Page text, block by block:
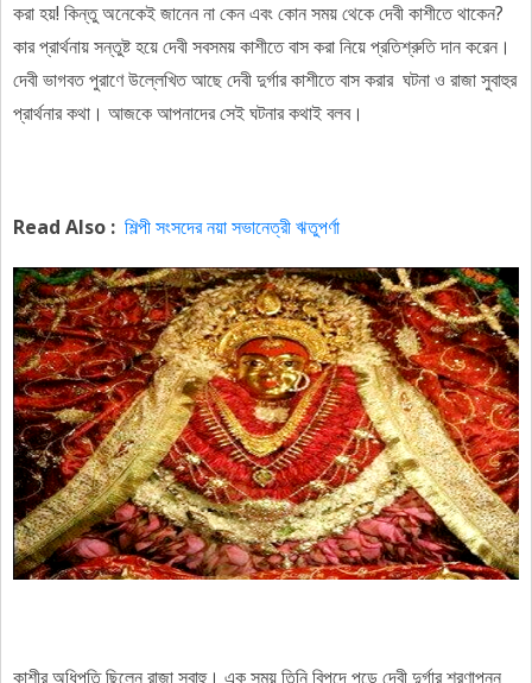
করা হয়! কিন্তু অনেকেই জানেন না কেন এবং কোন সময় থেকে দেবী কাশীতে থাকেন?
কার প্রার্থনায় সন্তুষ্ট হয়ে দেবী সবসময় কাশীতে বাস করা নিয়ে প্রতিশ্রুতি দান করেন।
দেবী ভাগবত পুরাণে উল্লেখিত আছে দেবী দুর্গার কাশীতে বাস করার ঘটনা ও রাজা সুবাহুর
প্রার্থনার কথা। আজকে আপনাদের সেই ঘটনার কথাই বলব।
Read Also : শিল্পী সংসদের নয়া সভানেত্রী ঋতুপর্ণা
কাশীর অধিপতি ছিলেন রাজা সুবাহু। এক সময় তিনি বিপদে পড়ে দেবী দুর্গার শরণাপন্ন